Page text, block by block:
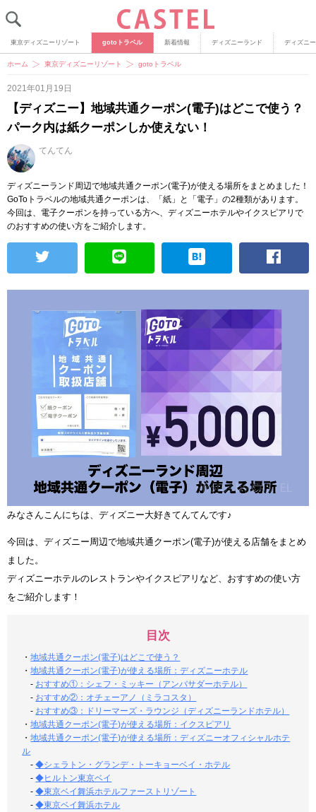
東京ディズニーリゾート gotoトラベル 新着情報 ディズニーランド ディズニ
ホーム 東京ディズニーリゾート gotoトラベル
2021年01月19日
【ディズニー】地域共通クーポン(電子)はどこで使う？
パーク内は紙クーポンしか使えない！
てんてん
ディズニーランド周辺で地域共通クーポン(電子)が使える場所をまとめました！
GoToトラベルの地域共通クーポンは、「紙」と「電子」の2種類があります。
今回は、電子クーポンを持っている方へ、ディズニーホテルやイクスピアリで
のおすすめの使い方をご紹介します。
みなさんこんにちは、ディズニー大好きてんてんです♪
今回は、ディズニー周辺で地域共通クーポン(電子)が使える店舗をまとめ
ました。
ディズニーホテルのレストランやイクスピアリなど、おすすめの使い方
をご紹介します！
目次
・地域共通クーポン(電子)はどこで使う？
・地域共通クーポン(電子)が使える場所：ディズニーホテル
- おすすめ①：シェフ・ミッキー（アンバサダーホテル）
- おすすめ②：オチェーアノ（ミラコスタ）
- おすすめ③：ドリーマーズ・ラウンジ（ディズニーランドホテル）
・地域共通クーポン(電子)が使える場所：イクスピアリ
・地域共通クーポン(電子)が使える場所：ディズニーオフィシャルホテ
ル
-◆シェラトン・グランデ・トーキョーベイ・ホテル
-◆ヒルトン東京ベイ
-◆東京ベイ舞浜ホテルファーストリゾート
-◆東京ベイ舞浜ホテル